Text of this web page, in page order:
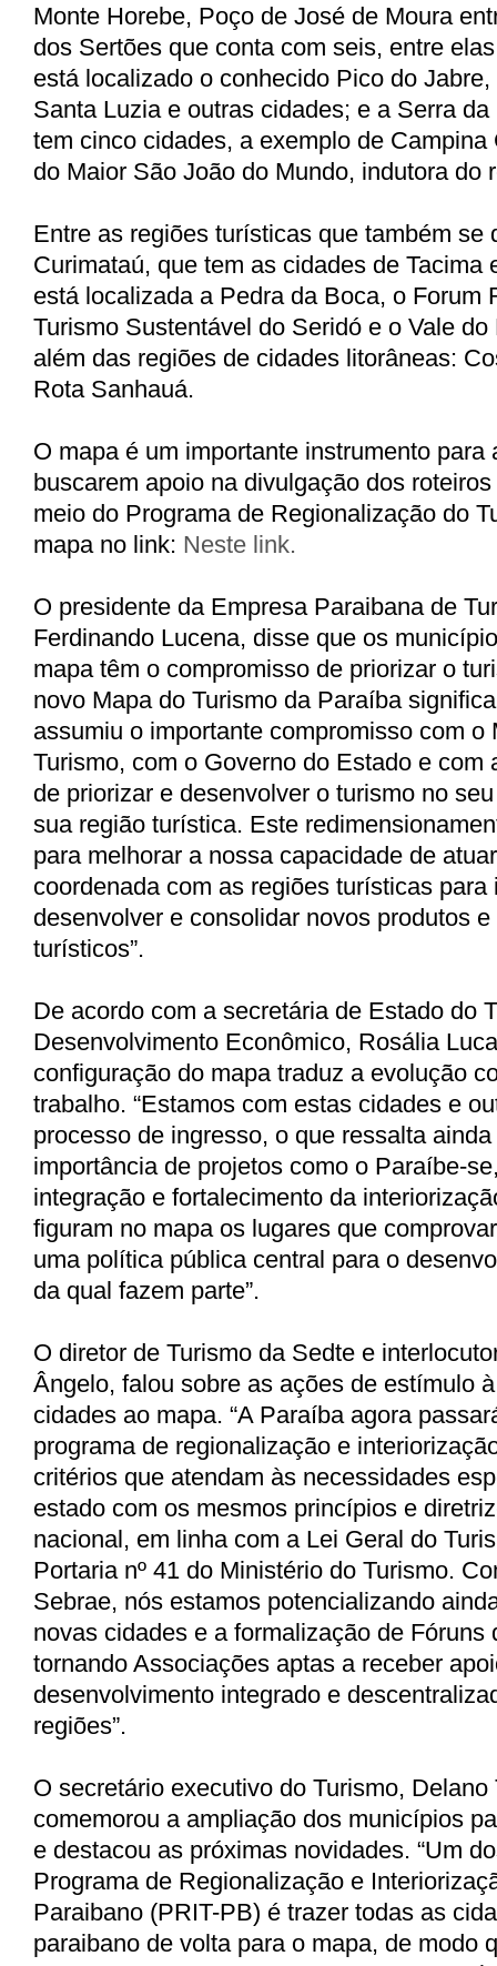
Monte Horebe, Poço de José de Moura
dos Sertões que conta com seis, entre
está localizado o conhecido Pico do
Santa Luzia e outras cidades; e a Serra
tem cinco cidades, a exemplo de Campina
do Maior São João do Mundo, indutora do
Entre as regiões turísticas que também se
Curimataú, que tem as cidades de Tacima
está localizada a Pedra da Boca, o Forum
Turismo Sustentável do Seridó e o Vale do
além das regiões de cidades litorâneas:
Rota Sanhauá.
O mapa é um importante instrumento para
buscarem apoio na divulgação dos
meio do Programa de Regionalização do
mapa no link: Neste link.
O presidente da Empresa Paraibana de
Ferdinando Lucena, disse que os
mapa têm o compromisso de priorizar o
novo Mapa do Turismo da Paraíba
assumiu o importante compromisso com o
Turismo, com o Governo do Estado e com
de priorizar e desenvolver o turismo no
sua região turística. Este
para melhorar a nossa capacidade de
coordenada com as regiões turísticas para
desenvolver e consolidar novos produtos
turísticos”.
De acordo com a secretária de Estado do
Desenvolvimento Econômico, Rosália
configuração do mapa traduz a evolução
trabalho. “Estamos com estas cidades e
processo de ingresso, o que ressalta
importância de projetos como o Paraíbe-
integração e fortalecimento da
figuram no mapa os lugares que
uma política pública central para o
da qual fazem parte”.
O diretor de Turismo da Sedte e
Ângelo, falou sobre as ações de estímulo
cidades ao mapa. “A Paraíba agora
programa de regionalização e
critérios que atendam às necessidades
estado com os mesmos princípios e
nacional, em linha com a Lei Geral do
Portaria nº 41 do Ministério do Turismo.
Sebrae, nós estamos potencializando
novas cidades e a formalização de Fóruns
tornando Associações aptas a receber
desenvolvimento integrado e
regiões”.
O secretário executivo do Turismo, Delano
comemorou a ampliação dos municípios
e destacou as próximas novidades. “Um
Programa de Regionalização e
Paraibano (PRIT-PB) é trazer todas as
paraibano de volta para o mapa, de modo